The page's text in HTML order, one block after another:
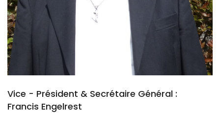
Vice - Président & Secrétaire Général :
Francis Engelrest